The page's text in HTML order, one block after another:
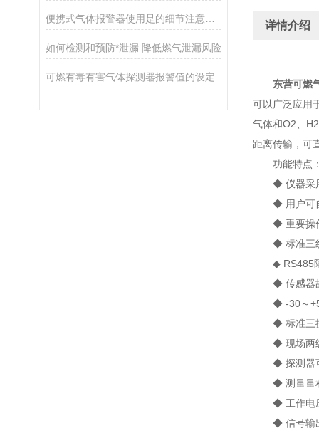
便携式气体报警器使用是的细节注意事项
如何检测和预防*泄漏 降低燃气泄漏风险
可燃有毒有害气体探测器报警值的设定
详情介绍
东营可燃
可以广泛应用
气体和O2、
距离传输，可
功能特点
◆ 仪器采用
◆ 用户可自
◆ 重要操作
◆ 标准三线
◆ RS485隔
◆ 传感器故
◆ -30～
◆ 标准三按
◆ 现场两级
◆ 探测器可
◆ 测量量
◆ 工作电压
◆ 信号输出